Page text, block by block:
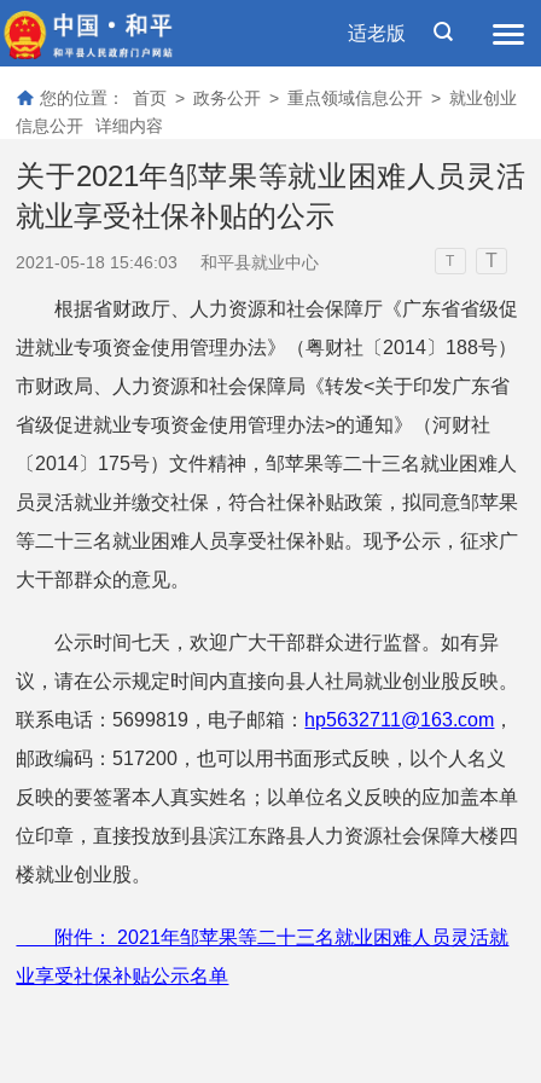
适老版
您的位置： 首页 > 政务公开 > 重点领域信息公开 > 就业创业
信息公开
详细内容
关于2021年邹苹果等就业困难人员灵活
就业享受社保补贴的公示
2021-05-18 15:46:03 和平县就业中心 T T
根据省财政厅、人力资源和社会保障厅《广东省省级促
进就业专项资金使用管理办法》（粤财社〔2014〕188号）
市财政局、人力资源和社会保障局《转发<关于印发广东省
省级促进就业专项资金使用管理办法>的通知》（河财社
〔2014〕175号）文件精神，邹苹果等二十三名就业困难人
员灵活就业并缴交社保，符合社保补贴政策，拟同意邹苹果
等二十三名就业困难人员享受社保补贴。现予公示，征求广
大干部群众的意见。
公示时间七天，欢迎广大干部群众进行监督。如有异
议，请在公示规定时间内直接向县人社局就业创业股反映。
联系电话：5699819，电子邮箱： hp5632711@163.com ，
邮政编码：517200，也可以用书面形式反映，以个人名义
反映的要签署本人真实姓名；以单位名义反映的应加盖本单
位印章，直接投放到县滨江东路县人力资源社会保障大楼四
楼就业创业股。
附件： 2021年邹苹果等二十三名就业困难人员灵活就
业享受社保补贴公示名单